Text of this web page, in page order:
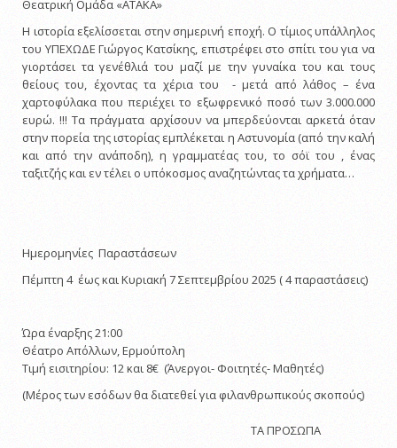
Θεατρική Ομάδα «ΑΤΑΚΑ»
Η ιστορία εξελίσσεται στην σημερινή εποχή. Ο τίμιος υπάλληλος
του ΥΠΕΧΩΔΕ Γιώργος Κατσίκης, επιστρέφει στο σπίτι του για να
γιορτάσει τα γενέθλιά του μαζί με την γυναίκα του και τους
θείους του, έχοντας τα χέρια του - μετά από λάθος – ένα
χαρτοφύλακα που περιέχει το εξωφρενικό ποσό των 3.000.000
ευρώ. !!! Τα πράγματα αρχίσουν να μπερδεύονται αρκετά όταν
στην πορεία της ιστορίας εμπλέκεται η Αστυνομία (από την καλή
και από την ανάποδη), η γραμματέας του, το σόϊ του , ένας
ταξιτζής και εν τέλει ο υπόκοσμος αναζητώντας τα χρήματα…
Ημερομηνίες Παραστάσεων
Πέμπτη 4 έως και Κυριακή 7 Σεπτεμβρίου 2025 ( 4 παραστάσεις)
Ώρα έναρξης 21:00
Θέατρο Απόλλων, Ερμούπολη
Τιμή εισιτηρίου: 12 και 8€ (Άνεργοι- Φοιτητές- Μαθητές)
(Μέρος των εσόδων θα διατεθεί για φιλανθρωπικούς σκοπούς)
ΤΑ ΠΡΟΣΩΠΑ